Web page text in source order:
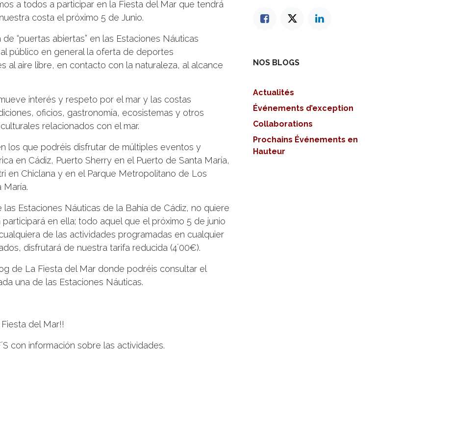
a todos a participar en la Fiesta del Mar que tendrá
costa el próximo 5 de Junio.
“puertas abiertas” en las Estaciones Náuticas
público en general la oferta de deportes
al aire libre, en contacto con la naturaleza, al alcance
interés y respeto por el mar y las costas
oficios, gastronomía, ecosistemas y otros
relacionados con el mar.
los que podréis disfrutar de múltiples eventos y
en Cádiz, Puerto Sherry en el Puerto de Santa María,
en Chiclana y en el Parque Metropolitano de Los
María.
las Estaciones Náuticas de la Bahía de Cádiz, no quiere
en ella; todo aquel que el próximo 5 de junio
de las actividades programadas en cualquier
disfrutará de nuestra tarifa reducida (4´00€).
de La Fiesta del Mar donde podréis consultar el
una de las Estaciones Náuticas.
del Mar!!
con información sobre las actividades.
NOS BLOGS
Actualités
Événements d’exception
Collaborations
Prochains Événements en
Hauteur